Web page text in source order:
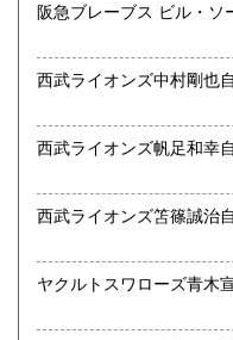
取り扱い分野
阪急ブレーブス ビル・ソ
西武ライオンズ中村剛也
西武ライオンズ帆足和幸
西武ライオンズ笘篠誠治
ヤクルトスワローズ青木